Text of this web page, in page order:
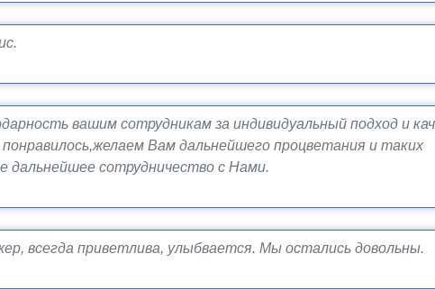
вашим сотрудникам за индивидуальный подход и
Вам дальнейшего процветания и таких
дальнейшее сотрудничество с Нами.
всегда приветлива, улыбвается. Мы остались довольны.